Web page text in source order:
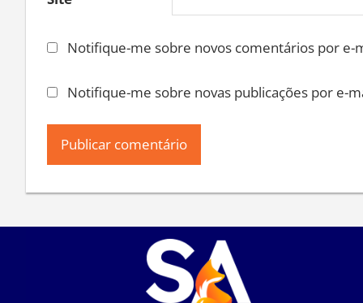
Notifique-me sobre novos comentários por e-
Notifique-me sobre novas publicações por e-